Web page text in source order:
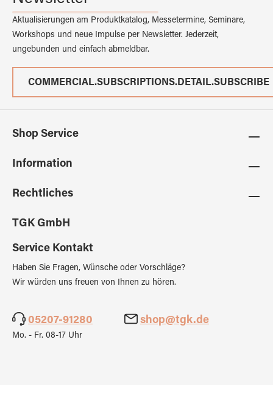
Aktualisierungen am Produktkatalog, Messetermine, Seminare,
Workshops und neue Impulse per Newsletter. Jederzeit,
ungebunden und einfach abmeldbar.
COMMERCIAL.SUBSCRIPTIONS.DETAIL.SUBSCRIBE
Shop Service
Information
Rechtliches
TGK GmbH
Service Kontakt
Haben Sie Fragen, Wünsche oder Vorschläge?
Wir würden uns freuen von Ihnen zu hören.
05207-91280 shop@tgk.de
Mo. - Fr. 08-17 Uhr